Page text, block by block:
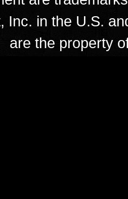
Inc. in the U.S.
are the property